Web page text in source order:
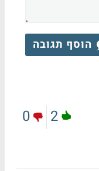
הוסף תגובה
2
0